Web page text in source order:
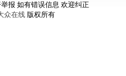
报 如有错误信息 欢迎纠正
众在线版权所有